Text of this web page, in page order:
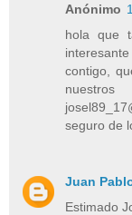
Anónimo
hola que
contigo,
seguro de
Juan
Estimado